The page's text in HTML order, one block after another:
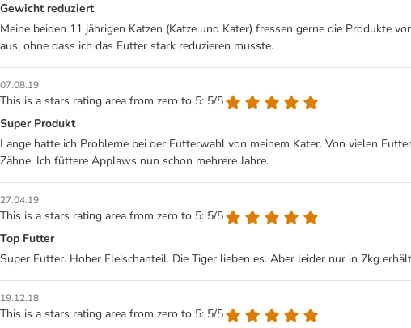
Gewicht reduziert
Meine beiden 11 jährigen Katzen (Katze und Kater) fressen gerne die Produkte
aus, ohne dass ich das Futter stark reduzieren musste.
07.08.19
This is a stars rating area from zero to 5: 5/5
Super Produkt
Lange hatte ich Probleme bei der Futterwahl von meinem Kater. Von vielen
Zähne. Ich füttere Applaws nun schon mehrere Jahre.
27.04.19
This is a stars rating area from zero to 5: 5/5
Top Futter
Super Futter. Hoher Fleischanteil. Die Tiger lieben es. Aber leider nur in 7kg
19.12.18
This is a stars rating area from zero to 5: 5/5